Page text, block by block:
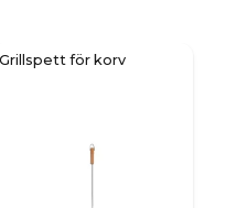
Grillspett för